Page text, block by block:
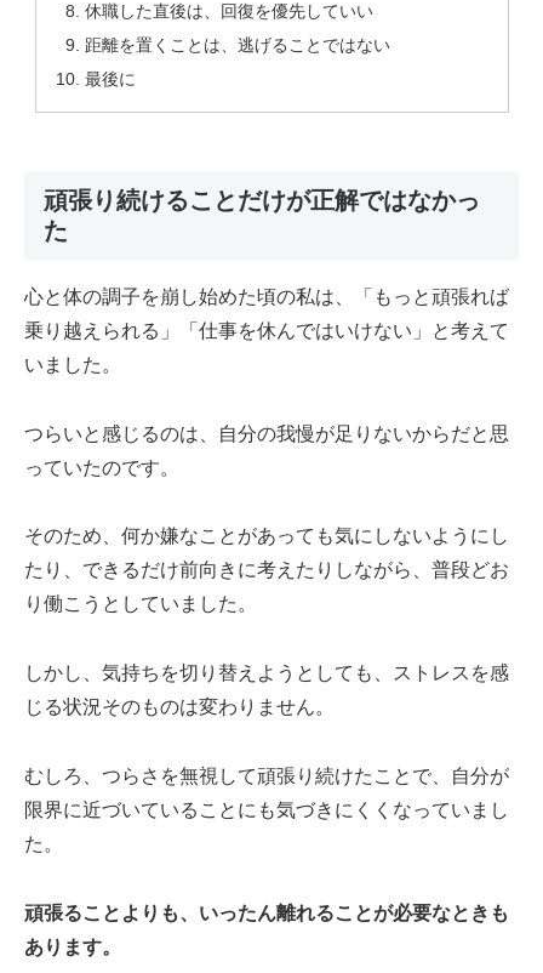
休職した直後は、回復を優先していい
距離を置くことは、逃げることではない
最後に
頑張り続けることだけが正解ではなかっ
た
心と体の調子を崩し始めた頃の私は、「もっと頑張れば
乗り越えられる」「仕事を休んではいけない」と考えて
いました。
つらいと感じるのは、自分の我慢が足りないからだと思
っていたのです。
そのため、何か嫌なことがあっても気にしないようにし
たり、できるだけ前向きに考えたりしながら、普段どお
り働こうとしていました。
しかし、気持ちを切り替えようとしても、ストレスを感
じる状況そのものは変わりません。
むしろ、つらさを無視して頑張り続けたことで、自分が
限界に近づいていることにも気づきにくくなっていまし
た。
頑張ることよりも、いったん離れることが必要なときも
あります。